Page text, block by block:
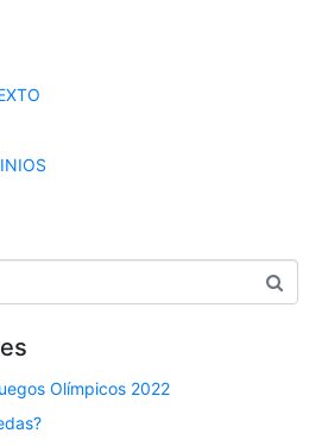
Olímpicos 2022